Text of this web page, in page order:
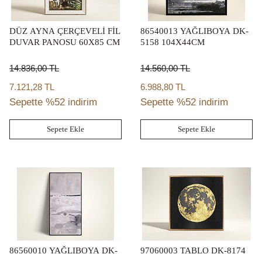
DÜZ AYNA ÇERÇEVELİ FİL
DUVAR PANOSU 60X85 CM
14.836,00TL
7.121,28 TL
Sepette %52 indirim
Sepete Ekle
86540013 YAĞLIBOYA DK-
5158 104X44CM
14.560,00TL
6.988,80 TL
Sepette %52 indirim
Sepete Ekle
86560010 YAĞLIBOYA DK-
97060003 TABLO DK-8174